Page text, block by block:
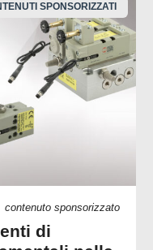
SPONSORIZZATI
contenuto sponsorizzato
di